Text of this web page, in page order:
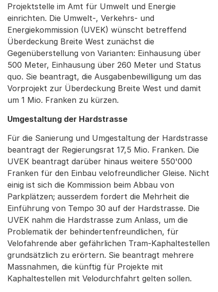
Projektstelle im Amt für Umwelt und Energie
einrichten. Die Umwelt-, Verkehrs- und
Energiekommission (UVEK) wünscht betreffend
Überdeckung Breite West zunächst die
Gegenüberstellung von Varianten: Einhausung über
500 Meter, Einhausung über 260 Meter und Status
quo. Sie beantragt, die Ausgabenbewilligung um das
Vorprojekt zur Überdeckung Breite West und damit
um 1 Mio. Franken zu kürzen.
Umgestaltung der Hardstrasse
Für die Sanierung und Umgestaltung der Hardstrasse
beantragt der Regierungsrat 17,5 Mio. Franken. Die
UVEK beantragt darüber hinaus weitere 550'000
Franken für den Einbau velofreundlicher Gleise. Nicht
einig ist sich die Kommission beim Abbau von
Parkplätzen; ausserdem fordert die Mehrheit die
Einführung von Tempo 30 auf der Hardstrasse. Die
UVEK nahm die Hardstrasse zum Anlass, um die
Problematik der behindertenfreundlichen, für
Velofahrende aber gefährlichen Tram-Kaphaltestellen
grundsätzlich zu erörtern. Sie beantragt mehrere
Massnahmen, die künftig für Projekte mit
Kaphaltestellen mit Velodurchfahrt gelten sollen.